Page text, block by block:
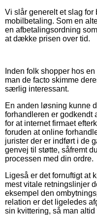
Vi slår generelt et slag
mobilbetaling. Som en
en afbetalingsordning
at dække prisen over tid.
Inden folk shopper hos
man de facto skimme
særlig interessant.
En anden løsning kunne
forhandleren er godkendt
for at internet firmaet
foruden at online
jurister der er indført i de
genvej til støtte, såfremt
processen med din ordre.
Ligeså er det fornuftigt at
mest vitale retningslinjer
eksempel den
relation er det ligeledes
sin kvittering, så man